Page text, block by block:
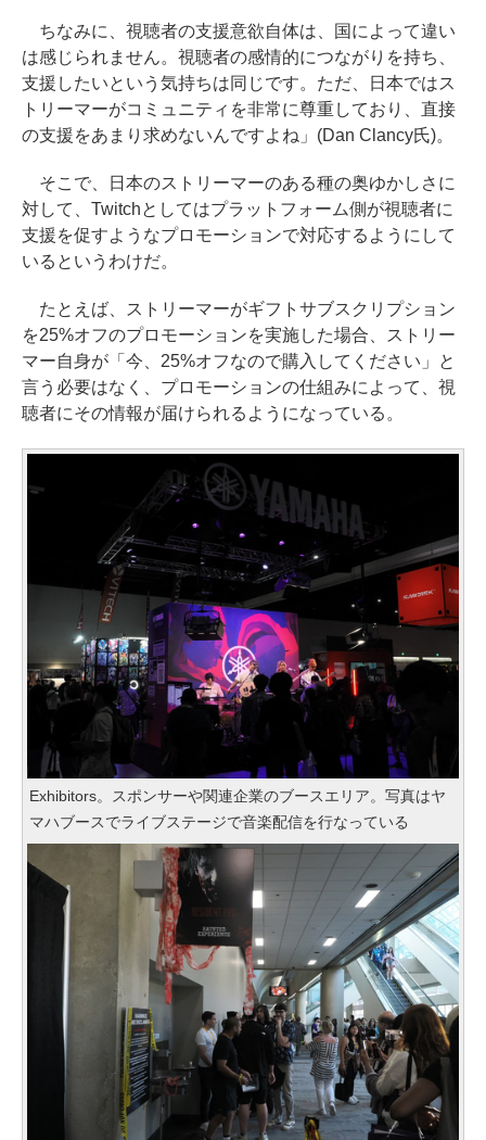
ちなみに、視聴者の支援意欲自体は、国によって違い
は感じられません。視聴者の感情的につながりを持ち、
支援したいという気持ちは同じです。ただ、日本ではス
トリーマーがコミュニティを非常に尊重しており、直接
の支援をあまり求めないんですよね」(Dan Clancy氏)。
そこで、日本のストリーマーのある種の奥ゆかしさに
対して、Twitchとしてはプラットフォーム側が視聴者に
支援を促すようなプロモーションで対応するようにして
いるというわけだ。
たとえば、ストリーマーがギフトサブスクリプション
を25%オフのプロモーションを実施した場合、ストリー
マー自身が「今、25%オフなので購入してください」と
言う必要はなく、プロモーションの仕組みによって、視
聴者にその情報が届けられるようになっている。
Exhibitors。スポンサーや関連企業のブースエリア。写真はヤ
マハブースでライブステージで音楽配信を行なっている